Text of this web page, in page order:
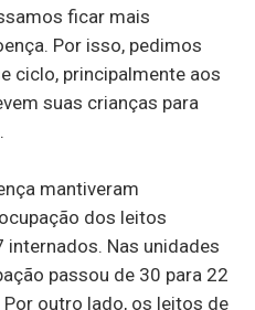
ficar mais
Por isso, pedimos
ciclo, principalmente aos
suas crianças para
mantiveram
dos leitos
Nas unidades
passou de 30 para 22
Por outro lado, os leitos de